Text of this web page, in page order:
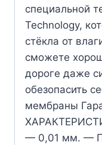
специальной
Technology,
стёкла от
сможете
дороге даже
обезопасить
мембраны
— 0,01 мм. —